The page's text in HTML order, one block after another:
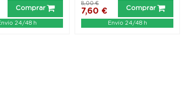
Comprar
24/48 h
7,60 €
8,00 €
Comprar
Envío 24/48 h